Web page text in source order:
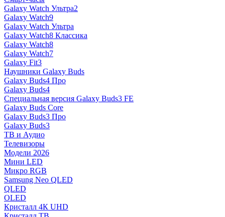
Galaxy Watch Ультра2
Galaxy Watch9
Galaxy Watch Ультра
Galaxy Watch8 Классика
Galaxy Watch8
Galaxy Watch7
Galaxy Fit3
Наушники Galaxy Buds
Galaxy Buds4 Про
Galaxy Buds4
Специальная версия Galaxy Buds3 FE
Galaxy Buds Core
Galaxy Buds3 Про
Galaxy Buds3
ТВ и Аудио
Телевизоры
Модели 2026
Мини LED
Микро RGB
Samsung Neo QLED
QLED
OLED
Кристалл 4К UHD